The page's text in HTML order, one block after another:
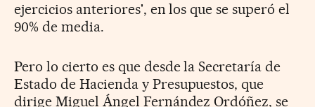
ejercicios anteriores', en los que se superó el
90% de media.
Pero lo cierto es que desde la Secretaría de
Estado de Hacienda y Presupuestos, que
dirige Miguel Ángel Fernández Ordóñez, se